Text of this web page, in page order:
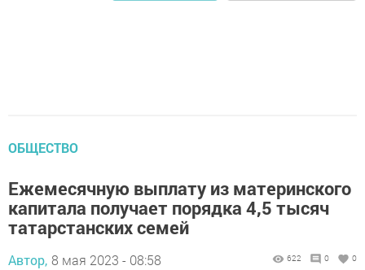
ОБЩЕСТВО
Ежемесячную выплату из материнского
капитала получает порядка 4,5 тысяч
татарстанских семей
Автор, 8 мая 2023 - 08:58 622 0 0